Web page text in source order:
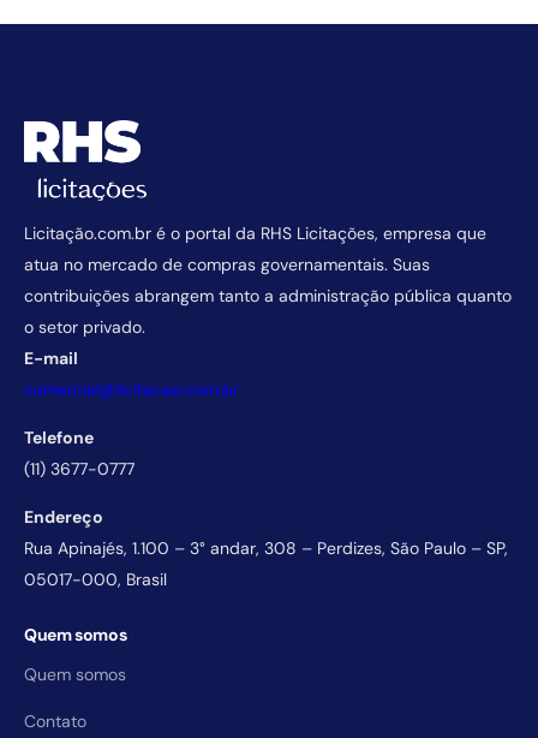
Licitação.com.br é o portal da RHS Licitações, empresa que
atua no mercado de compras governamentais. Suas
contribuições abrangem tanto a administração pública quanto
o setor privado.
E-mail
comercial@licitacao.com.br
Telefone
(11) 3677-0777
Endereço
Rua Apinajés, 1.100 – 3° andar, 308 – Perdizes, São Paulo – SP,
05017-000, Brasil
Quem somos
Quem somos
Contato